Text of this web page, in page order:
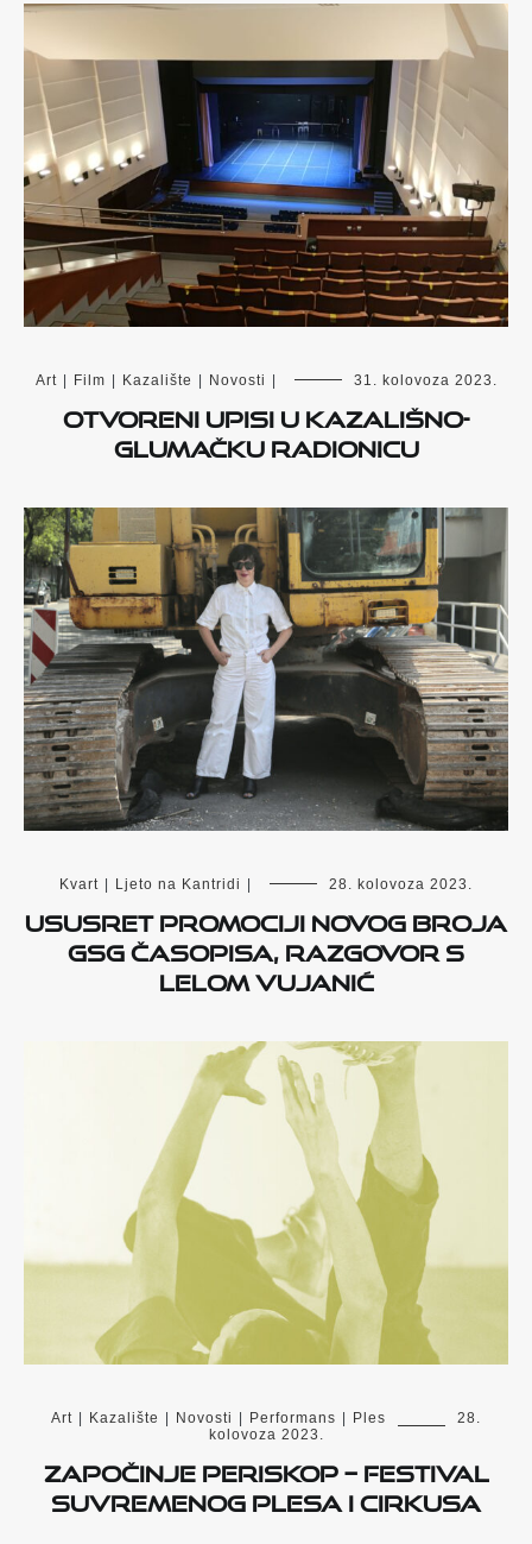
Art | Film | Kazalište | Novosti | 31. kolovoza 2023.
Otvoreni upisi u kazališno-
glumačku radionicu
Kvart | Ljeto na Kantridi | 28. kolovoza 2023.
Ususret promociji novog broja
GSG časopisa, razgovor s
Lelom Vujanić
Art | Kazalište | Novosti | Performans | Ples
28.
kolovoza 2023.
Započinje PERISKOP – festival
suvremenog plesa i cirkusa